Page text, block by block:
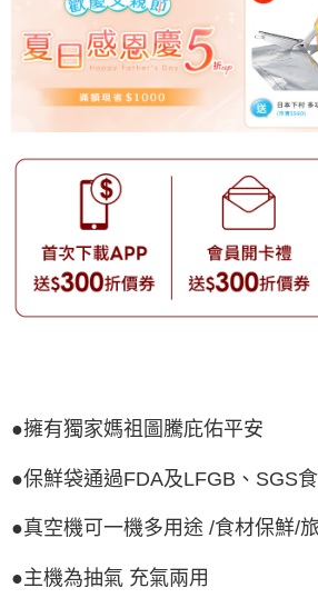
●擁有獨家媽祖圖騰庇佑平安
●保鮮袋通過FDA及LFGB、SGS
●真空機可一機多用途 /食材保鮮/
●主機為抽氣 充氣兩用